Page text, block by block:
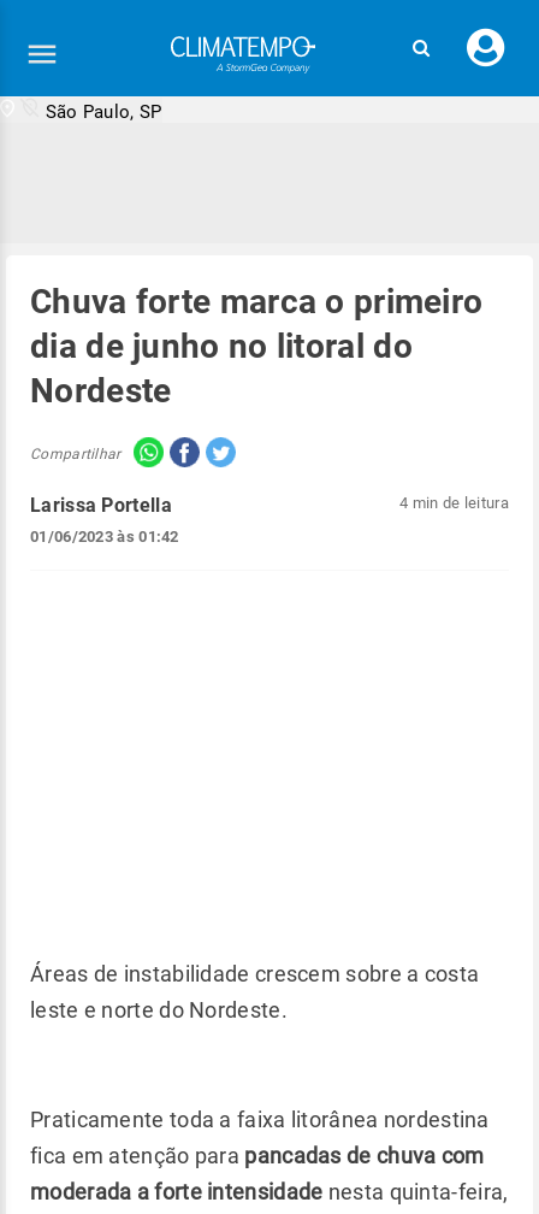
seu
São Paulo, SP
Chuva forte marca o primeiro
dia de junho no litoral do
Nordeste
Compartilhar
Larissa Portella
01/06/2023 às 01:42
4 min de leitura
Áreas de instabilidade crescem sobre a costa
leste e norte do Nordeste.
Praticamente toda a faixa litorânea nordestina
fica em atenção para pancadas de chuva com
moderada a forte intensidade nesta quinta-feira,